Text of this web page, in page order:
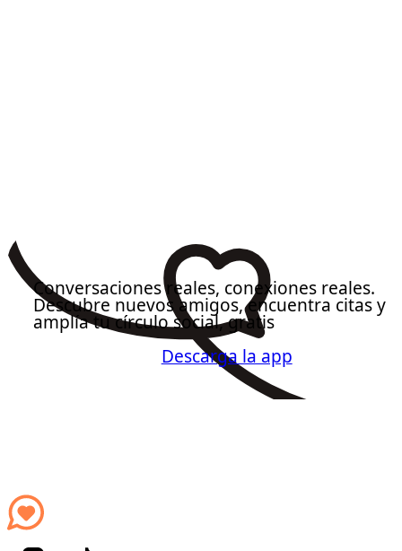
Conversaciones reales, conexiones reales.
Descubre nuevos amigos, encuentra citas y
amplía tu círculo social, gratis
Descarga la app